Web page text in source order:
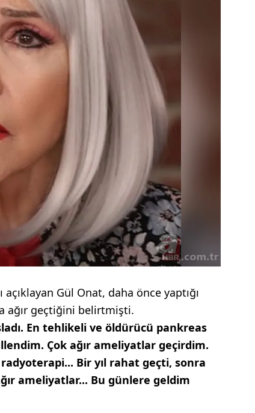
açıklayan Gül Onat, daha önce yaptığı
ağır geçtiğini belirtmişti.
En tehlikeli ve öldürücü pankreas
Çok ağır ameliyatlar geçirdim.
Bir yıl rahat geçti, sonra
ameliyatlar... Bu günlere geldim